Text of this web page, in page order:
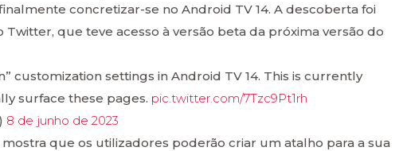
concretizar-se no Android TV 14. A descoberta foi
Twitter, que teve acesso à versão beta da próxima versão do
customization settings in Android TV 14. This is currently
surface these pages. pic.twitter.com/7Tzc9Pt1rh
8 de junho de 2023
que os utilizadores poderão criar um atalho para a sua